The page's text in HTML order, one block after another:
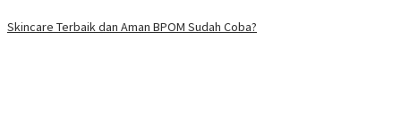
Skincare Terbaik dan Aman BPOM Sudah Coba?